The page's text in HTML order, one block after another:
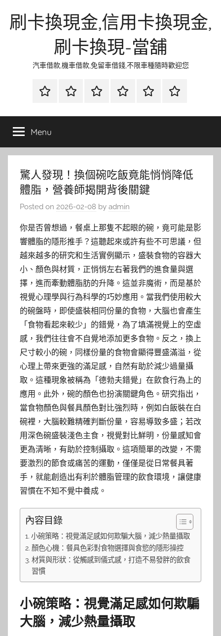
刷卡換現金,信用卡換現金,
刷卡換現-當舖
汽車借款,機車借款,免留車借錢,不限車種隨時歡迎您
首
當
金
網
資
流
時
環
清
聯
徵
Menu
驚人發現！換個碗吃飯竟能悄悄降低
體脂，營養師揭開背後關鍵
Posted on 2026-02-08 by admin
你是否曾想過，餐桌上那隻不起眼的碗，竟可能是影
響體脂的隱形推手？這聽起來或許有些不可思議，但
越來越多的研究和生活實例顯示，盛裝食物的容器大
小、顏色與材質，正悄悄左右著我們的進食量與選
擇，進而牽動體脂肪的升降。這並非魔術，而是基於
視覺心理學與行為科學的巧妙應用。當我們使用較大
的碗盤時，即使盛裝相同份量的食物，大腦也會產生
「食物看起來較少」的錯覺，為了填滿視覺上的空虛
感，我們往往會不自覺地添加更多食物。反之，換上
尺寸較小的碗，同樣份量的食物會顯得豐盛滿溢，從
心理上帶來更強的滿足感，自然有助於減少過量攝
取。這種現象被稱為「德勃夫錯覺」在飲食行為上的
應用。此外，碗的顏色也扮演關鍵角色。研究指出，
當食物顏色與餐具顏色對比強烈時，例如白飯裝在白
碗裡，大腦較難精確判斷份量，容易導致多盛；若改
用深色碗盛裝淺色主食，視覺對比鮮明，份量感知會
更為清晰，有助於控制攝取。這項簡單的改變，不需
要激烈的節食或痛苦的運動，僅僅是從日常餐具著
手，就能創造出有利於體脂管理的飲食環境，讓健康
習慣在不知不覺中養成。
內容目錄
小碗策略：視覺滿足感如何欺騙大腦，減少熱量攝取
顏色心機：餐具色彩對食物選擇與食慾的隱形操控
材質與形狀：從觸感到儀式感，打造不易發胖的飲食
習慣
小碗策略：視覺滿足感如何欺騙
大腦，減少熱量攝取